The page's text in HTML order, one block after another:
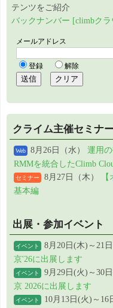
テンツをご紹介
バックナンバー [climbク
クライム主催セミナ
Web 8月26日（水） 運用
RMMを統合したClimb
セミナー 8月27日（木）
基本編
出展・参加イベント
イベント 8月20日(木)～21
京'26に出展します
イベント 9月29日(火)～30
京 2026に出展します
イベント 10月13日(火)～16